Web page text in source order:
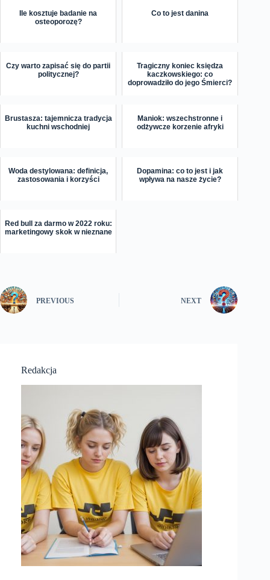
Ile kosztuje badanie na
osteoporozę?
Co to jest danina
Czy warto zapisać się do partii
politycznej?
Tragiczny koniec księdza
kaczkowskiego: co
doprowadziło do jego Śmierci?
Brustasza: tajemnicza tradycja
kuchni wschodniej
Maniok: wszechstronne i
odżywcze korzenie afryki
Woda destylowana: definicja,
zastosowania i korzyści
Dopamina: co to jest i jak
wpływa na nasze życie?
Red bull za darmo w 2022 roku:
marketingowy skok w nieznane
PREVIOUS NEXT
Redakcja